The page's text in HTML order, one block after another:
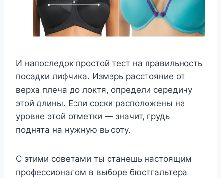
И напоследок простой тест на правильность
посадки лифчика. Измерь расстояние от
верха плеча до локтя, определи середину
этой длины. Если соски расположены на
уровне этой отметки — значит, грудь
поднята на нужную высоту.
С этими советами ты станешь настоящим
профессионалом в выборе бюстгальтера